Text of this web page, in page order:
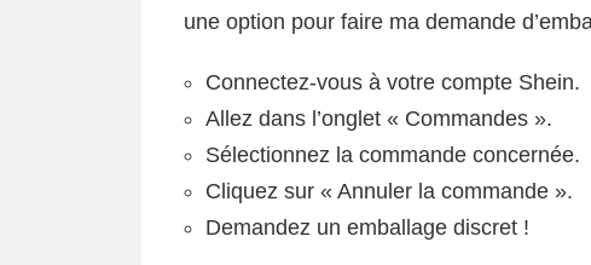
une option pour faire ma demande
Connectez-vous à votre compte Shein.
Allez dans l’onglet « Commandes ».
Sélectionnez la commande concernée.
Cliquez sur « Annuler la commande ».
Demandez un emballage discret !